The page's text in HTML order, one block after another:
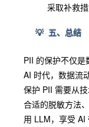
采取补救措
💡 五、总结
PII 的保护不仅
AI 时代，数据流
保护 PII 需要从
合适的脱敏方法
用 LLM，享受 AI